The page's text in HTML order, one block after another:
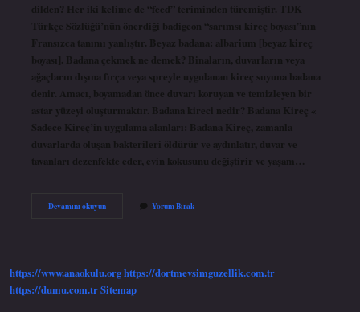
dilden? Her iki kelime de “feed” teriminden türemiştir. TDK
Türkçe Sözlüğü’nün önerdiği badigeon “sarımsı kireç boyası”nın
Fransızca tanımı yanlıştır. Beyaz badana: albarium [beyaz kireç
boyası]. Badana çekmek ne demek? Binaların, duvarların veya
ağaçların dışına fırça veya spreyle uygulanan kireç suyuna badana
denir. Amacı, boyamadan önce duvarı koruyan ve temizleyen bir
astar yüzeyi oluşturmaktır. Badana kireci nedir? Badana Kireç «
Sadece Kireç’in uygulama alanları: Badana Kireç, zamanla
duvarlarda oluşan bakterileri öldürür ve aydınlatır, duvar ve
tavanları dezenfekte eder, evin kokusunu değiştirir ve yaşam…
Devamını okuyunBadana
Yorum Bırak
https://www.anaokulu.orghttps://dortmevsimguzellik.com.tr
https://dumu.com.trSitemap